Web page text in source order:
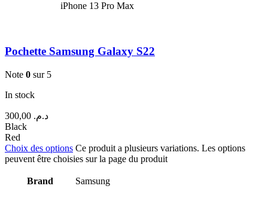
iPhone 13 Pro Max
Pochette Samsung Galaxy S22
Note 0 sur 5
In stock
د.م.
Black
Red
Choix des options Ce produit a plusieurs variations. Les options
peuvent être choisies sur la page du produit
Brand Samsung